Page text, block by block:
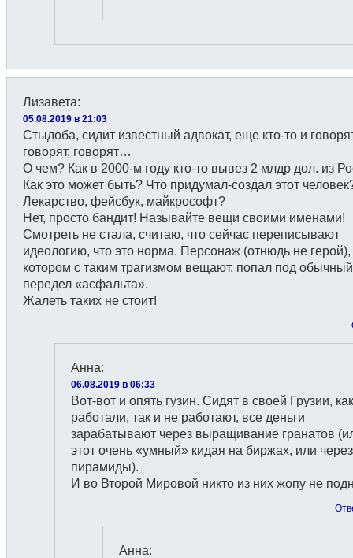
Лизавета:
05.08.2019 в 21:03
Стыдоба, сидит известный адвокат, еще кто-то и
говорят, говорят…
О чем? Как в 2000-м году кто-то вывез 2 млдр дол. из
Как это может быть? Что придумал-создал этот
Лекарство, фейсбук, майкрософт?
Нет, просто бандит! Называйте вещи своими именами!
Смотреть не стала, считаю, что сейчас переписывают
идеологию, что это норма. Персонаж (отнюдь не герой),
котором с таким трагизмом вещают, попал под обычный
передел «асфальта».
Жалеть таких не стоит!
Анна:
06.08.2019 в 06:33
Вот-вот и опять гузин. Сидят в своей Грузии,
работали, так и не работают, все деньги
зарабатывают через выращивание гранатов
этот очень «умный» кидая на биржах, или через
пирамиды).
И во Второй Мировой никто из них жопу не
Анна: